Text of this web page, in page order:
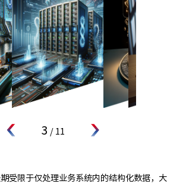
4 / 11
形式，结合企业私域知识库训练的私有大模